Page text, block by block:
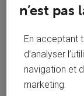
OscarWallace
Jonathan S
n’est pas
En acceptant
d’analyser
navigation et
marketing.